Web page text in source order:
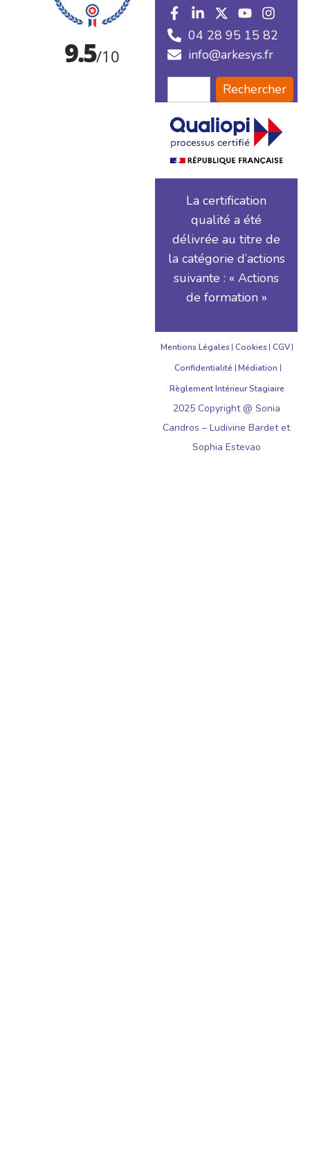
04 28 95 15 82
info@arkesys.fr
Rechercher
La certification
qualité a été
délivrée au titre de
la catégorie d’actions
suivante : « Actions
de formation »
Mentions Légales Cookies CGV
Confidentialité Médiation
Règlement Intérieur Stagiaire
2025 Copyright @ Sonia
Candros – Ludivine Bardet et
Sophia Estevao